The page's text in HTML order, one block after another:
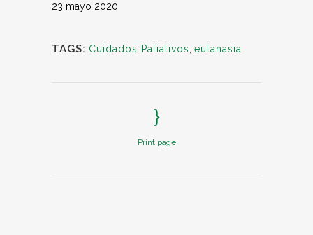
23 mayo 2020
TAGS: Cuidados Paliativos eutanasia
Print page